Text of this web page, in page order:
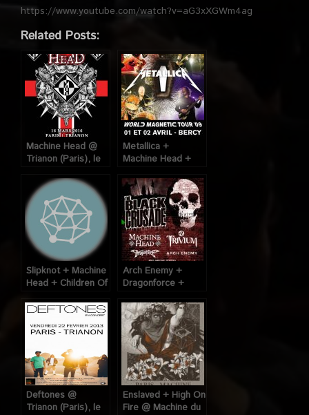
https://www.youtube.com/watch?v=aG3xXGWm4ag
Related Posts:
Machine Head @
Trianon (Paris), le
Metallica +
Machine Head +
Bercy (Paris), les
01 et 02 Avril 2009
Slipknot + Machine
Head + Children Of
(Paris)? le 21
Novembre 2008
Arch Enemy +
Dragonforce +
Head @ Elysée
Montmartre (Paris),
28 Novembre 2007
Deftones @
Trianon (Paris), le
Enslaved + High On
Fire @ Machine du